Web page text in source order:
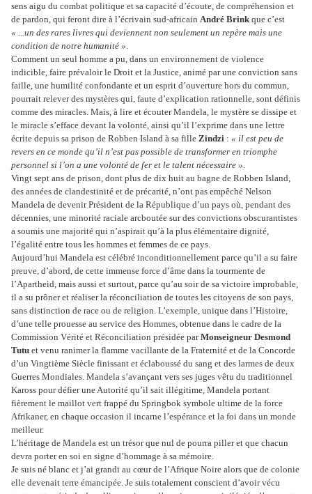
sens aigu du combat politique et sa capacité d’écoute, de compréhension et
de pardon, qui feront dire à l’écrivain sud-africain André Brink que c’est
« ...un des rares livres qui deviennent non seulement un repère mais une
condition de notre humanité ».
Comment un seul homme a pu, dans un environnement de violence
indicible, faire prévaloir le Droit et la Justice, animé par une conviction sans
faille, une humilité confondante et un esprit d’ouverture hors du commun,
pourrait relever des mystères qui, faute d’explication rationnelle, sont définis
comme des miracles. Mais, à lire et écouter Mandela, le mystère se dissipe et
le miracle s’efface devant la volonté, ainsi qu’il l’exprime dans une lettre
écrite depuis sa prison de Robben Island à sa fille Zindzi : « il est peu de
revers en ce monde qu’il n’est pas possible de transformer en triomphe
personnel si l’on a une volonté de fer et le talent nécessaire ».
Vingt sept ans de prison, dont plus de dix huit au bagne de Robben Island,
des années de clandestinité et de précarité, n’ont pas empêché Nelson
Mandela de devenir Président de la République d’un pays où, pendant des
décennies, une minorité raciale arcboutée sur des convictions obscurantistes
a soumis une majorité qui n’aspirait qu’à la plus élémentaire dignité,
l’égalité entre tous les hommes et femmes de ce pays.
Aujourd’hui Mandela est célébré inconditionnellement parce qu’il a su faire
preuve, d’abord, de cette immense force d’âme dans la tourmente de
l’Apartheid, mais aussi et surtout, parce qu’au soir de sa victoire improbable,
il a su prôner et réaliser la réconciliation de toutes les citoyens de son pays,
sans distinction de race ou de religion. L’exemple, unique dans l’Histoire,
d’une telle prouesse au service des Hommes, obtenue dans le cadre de la
Commission Vérité et Réconciliation présidée parMonseigneur Desmond
Tutu et venu ranimer la flamme vacillante de la Fraternité et de la Concorde
d’un Vingtième Siècle finissant et éclaboussé du sang et des larmes de deux
Guerres Mondiales. Mandela s’avançant vers ses juges vêtu du traditionnel
Kaross pour défier une Autorité qu’il sait illégitime, Mandela portant
fièrement le maillot vert frappé du Springbok symbole ultime de la force
Afrikaner, en chaque occasion il incarne l’espérance et la foi dans un monde
meilleur.
L’héritage de Mandela est un trésor que nul de pourra piller et que chacun
devra porter en soi en signe d’hommage à sa mémoire.
Je suis né blanc et j’ai grandi au cœur de l’Afrique Noire alors que de colonie
elle devenait terre émancipée. Je suis totalement conscient d’avoir vécu